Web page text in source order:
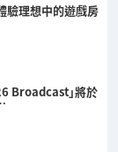
驗理想中的遊戲房
Broadcast」將於